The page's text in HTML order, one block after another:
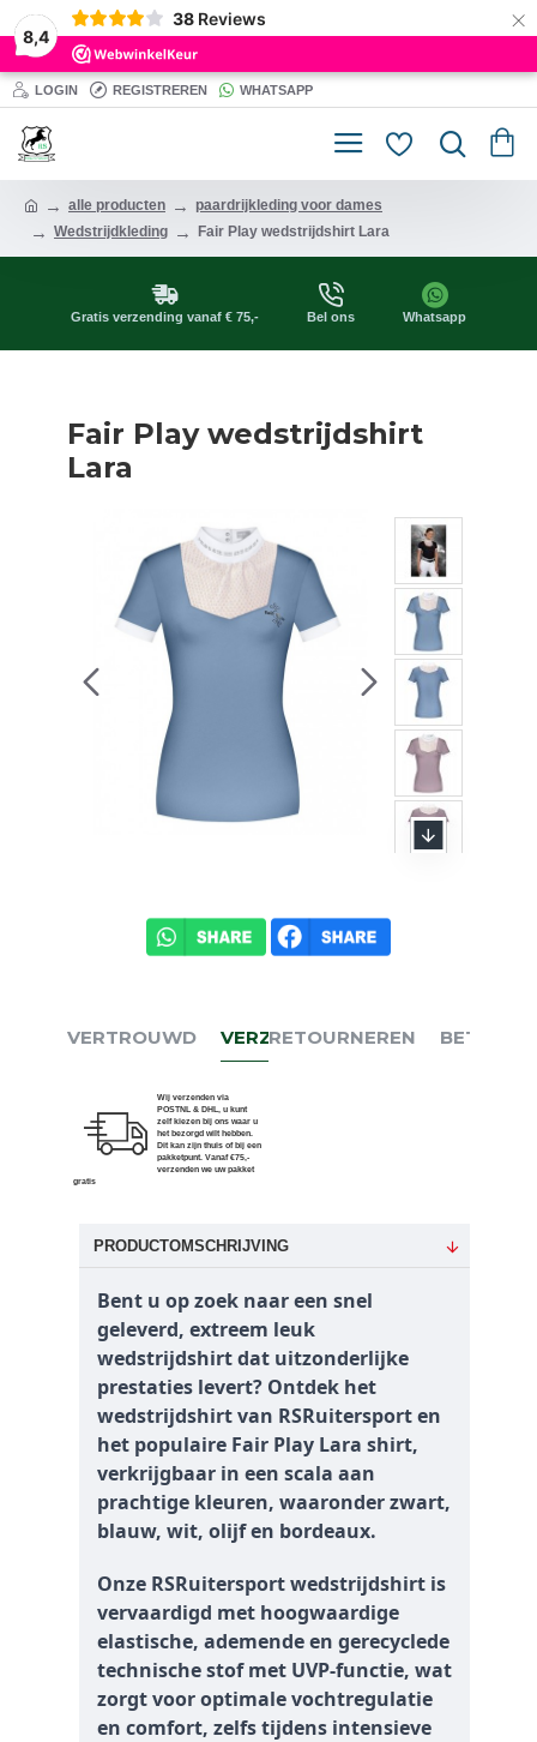
8,4
38 Reviews ×
LOGIN REGISTREREN WHATSAPP
alle producten
paardrijkleding voor dames
Wedstrijdkleding
Fair Play wedstrijdshirt Lara
Gratis verzending vanaf € 75,- Bel ons Whatsapp
Fair Play wedstrijdshirt
Lara
VERTROUWD VERZENDEN
Wij verzenden via
POSTNL & DHL, u kunt
zelf kiezen bij ons waar u
het bezorgd wilt hebben.
Dit kan zijn thuis of bij een
pakketpunt. Vanaf €75,-
verzenden we uw pakket
gratis
RETOURNEREN BETALEN
PRODUCTOMSCHRIJVING
Bent u op zoek naar een snel
geleverd, extreem leuk
wedstrijdshirt dat uitzonderlijke
prestaties levert? Ontdek het
wedstrijdshirt van RSRuitersport en
het populaire Fair Play Lara shirt,
verkrijgbaar in een scala aan
prachtige kleuren, waaronder zwart,
blauw, wit, olijf en bordeaux.
Onze RSRuitersport wedstrijdshirt is
vervaardigd met hoogwaardige
elastische, ademende en gerecyclede
technische stof met UVP-functie, wat
zorgt voor optimale vochtregulatie
en comfort, zelfs tijdens intensieve